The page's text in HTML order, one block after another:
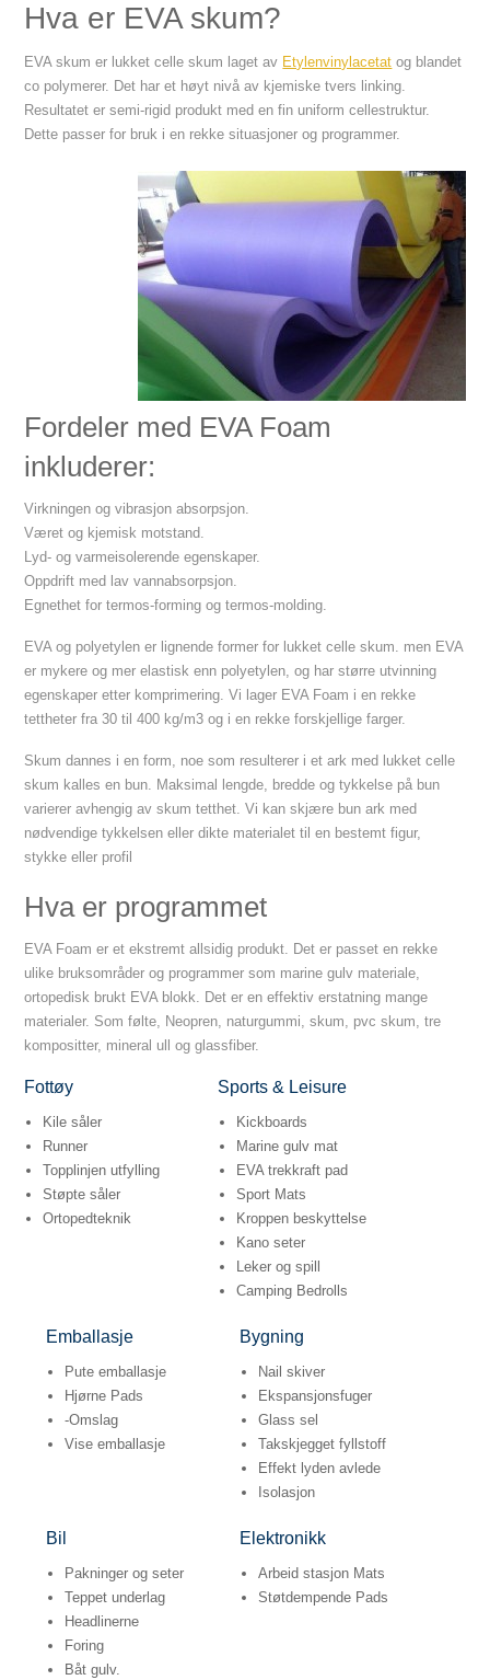
Hva er EVA skum?
EVA skum er lukket celle skum laget av Etylenvinylacetat og blandet
co polymerer. Det har et høyt nivå av kjemiske tvers linking.
Resultatet er semi-rigid produkt med en fin uniform cellestruktur.
Dette passer for bruk i en rekke situasjoner og programmer.
Fordeler med EVA Foam
inkluderer:
Virkningen og vibrasjon absorpsjon.
Været og kjemisk motstand.
Lyd- og varmeisolerende egenskaper.
Oppdrift med lav vannabsorpsjon.
Egnethet for termos-forming og termos-molding.
EVA og polyetylen er lignende former for lukket celle skum. men EVA
er mykere og mer elastisk enn polyetylen, og har større utvinning
egenskaper etter komprimering. Vi lager EVA Foam i en rekke
tettheter fra 30 til 400 kg/m3 og i en rekke forskjellige farger.
Skum dannes i en form, noe som resulterer i et ark med lukket celle
skum kalles en bun. Maksimal lengde, bredde og tykkelse på bun
varierer avhengig av skum tetthet. Vi kan skjære bun ark med
nødvendige tykkelsen eller dikte materialet til en bestemt figur,
stykke eller profil
Hva er programmet
EVA Foam er et ekstremt allsidig produkt. Det er passet en rekke
ulike bruksområder og programmer som marine gulv materiale,
ortopedisk brukt EVA blokk. Det er en effektiv erstatning mange
materialer. Som følte, Neopren, naturgummi, skum, pvc skum, tre
kompositter, mineral ull og glassfiber.
Fottøy
Kile såler
Runner
Topplinjen utfylling
Støpte såler
Ortopedteknik
Sports & Leisure
Kickboards
Marine gulv mat
EVA trekkraft pad
Sport Mats
Kroppen beskyttelse
Kano seter
Leker og spill
Camping Bedrolls
Emballasje
Pute emballasje
Hjørne Pads
-Omslag
Vise emballasje
Bygning
Nail skiver
Ekspansjonsfuger
Glass sel
Takskjegget fyllstoff
Effekt lyden avlede
Isolasjon
Bil
Pakninger og seter
Teppet underlag
Headlinerne
Foring
Båt gulv.
Elektronikk
Arbeid stasjon Mats
Støtdempende Pads